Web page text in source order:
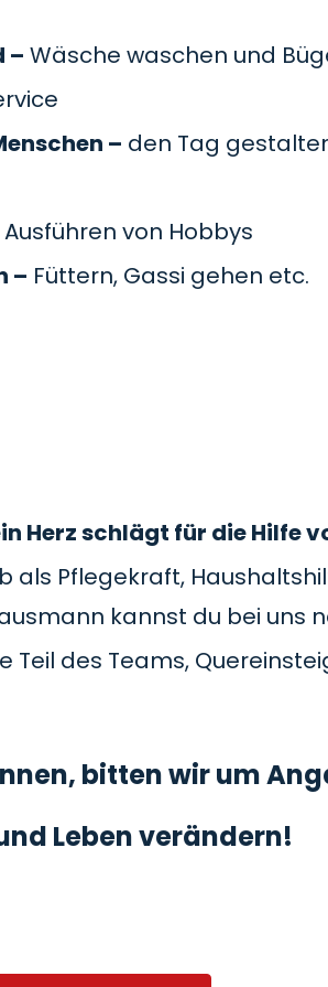
– Wäsche waschen und
– den Tag
von Hobbys
– Füttern, Gassi gehen etc.
Herz schlägt für die Hilfe
als Pflegekraft,
kannst du bei uns
Teil des Teams,
bitten wir um
Leben verändern!